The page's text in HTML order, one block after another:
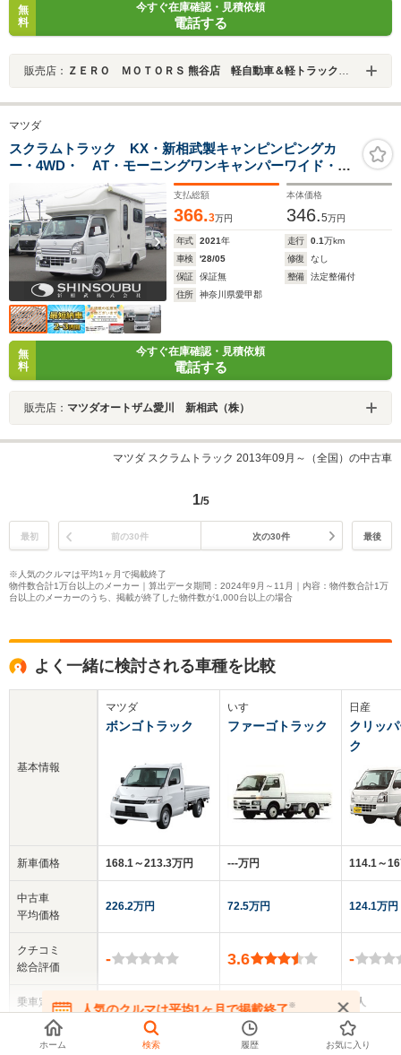
無
料
今すぐ在庫確認・見積依頼
電話する
販売店： ＺＥＲＯ ＭＯＴＯＲＳ 熊谷店 軽自動車＆軽トラック専門店
マツダ
スクラムトラック KX・新相武製キャンピンピングカ
ー・4WD・ AT・モーニングワンキャンパーワイド・サ
イドオーニング・KME12Vクーラー・ベバストFFヒータ
ー・冷蔵庫・ベンチレーター・インバーター・走行充
電・外部電源・バンクベッド・シンク・ナビ・Bカメラ・
ETC
支払総額
366.3万円
本体価格
346.5万円
年式 2021年 走行 0.1万km
車検
'28/05 修復
なし
保証
保証無 整備
法定整備付
住所
神奈川県愛甲郡
無
料
今すぐ在庫確認・見積依頼
電話する
販売店： マツダオートザム愛川 新相武（株）
マツダ スクラムトラック 2013年09月～（全国）の中古車
1/5
最初 前の30件 次の30件 最後
※人気のクルマは平均1ヶ月で掲載終了
物件数合計1万台以上のメーカー｜算出データ期間：2024年9月～11月｜内容：物件数合計1万
台以上のメーカーのうち、掲載が終了した物件数が1,000台以上の場合
よく一緒に検討される車種を比較
基本情報
新車価格
中古車
平均価格
クチコミ
総合評価
乗車定員
ドア数
マツダ
ボンゴトラック
168.1～213.3万円
226.2万円
-
2人
いすゞ
ファーゴトラック
‐‐‐万円
72.5万円
3.6
2～3人
2ドア
日産
クリッ
ク
114.1～
124.1万円
-
2人
2ドア
全てを表示する
人気のクルマは平均1ヶ月で掲載終了※
在庫が無くなる前にお問い合わせください
ホーム 検索 履歴 お気に入り